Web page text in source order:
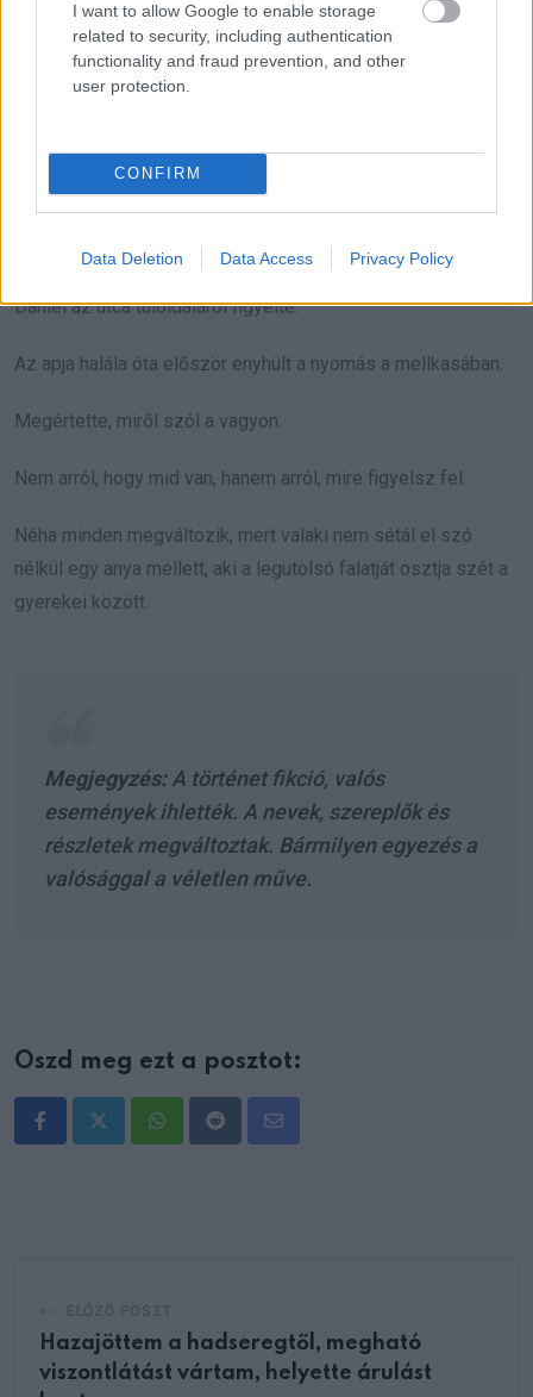
I want to allow Google to enable storage
related to security, including authentication
functionality and fraud prevention, and other
user protection.
CONFIRM
Data Deletion Data Access Privacy Policy
María arcán végigfolytak a könnyek.
A pékség egy hideg januári reggelen nyitott ki.
Napkeltekor már sor állt az ajtó előtt. A friss kenyér illata
betöltötte a környéket. Evan szalvétát osztogatott. Sophie
integetett a vendégeknek. María a pult mögött dolgozott,
liszt volt az arcán, és végre felszabadultan nevetett.
Daniel az utca túloldaláról figyelte.
Az apja halála óta először enyhült a nyomás a mellkasában.
Megértette, miről szól a vagyon.
Nem arról, hogy mid van, hanem arról, mire figyelsz fel.
Néha minden megváltozik, mert valaki nem sétál el szó
nélkül egy anya mellett, aki a legutolsó falatját osztja szét a
gyerekei között.
Megjegyzés:A történet fikció, valós
események ihlették. A nevek, szereplők és
részletek megváltoztak. Bármilyen egyezés a
valósággal a véletlen műve.
Oszd meg ezt a posztot:
WhatsappRedditShare
Hazajöttem a hadseregtől, megható
viszontlátást vártam, helyette árulást